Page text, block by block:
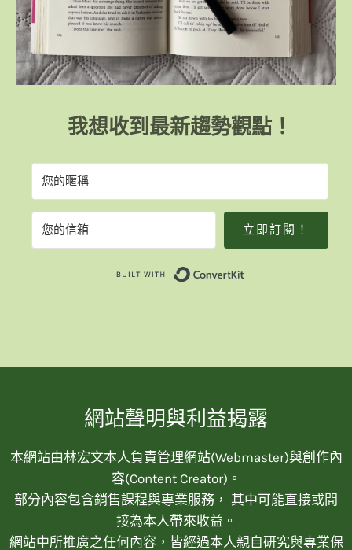
我想收到最新趨勢觀點！
立即訂閱！
網站聲明與利益揭露
本網站由林宏文本人負責管理網站(Webmaster)與創作內
容(Content Creator)。
部分內容包含銷售課程與專業服務， 其中可能直接或間
接為本人帶來收益。
網站中所推廣之任何內容，皆經過本人親自研究與專業保